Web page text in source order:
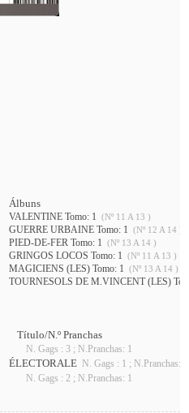
Álbuns
VALENTINE Tomo: 1 (Nº 11 A 13 )
GUERRE URBAINE Tomo: 1 (Nº 12 A 14 )
PIED-DE-FER Tomo: 1 (Nº 13 A 14 )
GRINGOS LOCOS Tomo: 1 (Nº 11 A 13 )
MAGICIENS (LES) Tomo: 1 (Nº 13 A 14 )
TOURNESOLS DE M.VINCENT (LES)
Título/N.º Pranchas
N. Gags : 3 ; N.Pranchas: 1
ÉLECTORALE N. Gags : 1 ; N.Pranchas: 1
N. Gags : 2 ; N.Pranchas: 1